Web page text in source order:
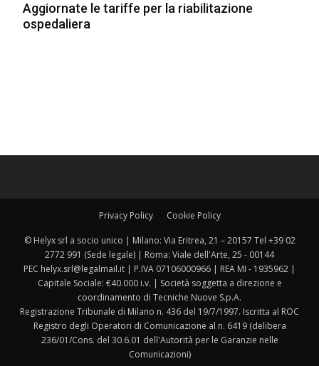
Aggiornate le tariffe per la riabilitazione
ospedaliera
Privacy Policy Cookie Policy
© Helyx srl a socio unico | Milano: Via Eritrea, 21 – 20157 Tel +39 02
2772 991 (Sede legale) | Roma: Viale dell'Arte, 25 - 00144
PEC helyx.srl@legalmail.it | P.IVA 07106000966 | REA MI - 1935962 |
Capitale Sociale: €40.000 i.v. | Società soggetta a direzione e
coordinamento di Tecniche Nuove S.p.A.
Registrazione Tribunale di Milano n. 436 del 19/7/1997. Iscritta al ROC
Registro degli Operatori di Comunicazione al n. 6419 (delibera
236/01/Cons. del 30.6.01 dell'Autorità per le Garanzie nelle
Comunicazioni)